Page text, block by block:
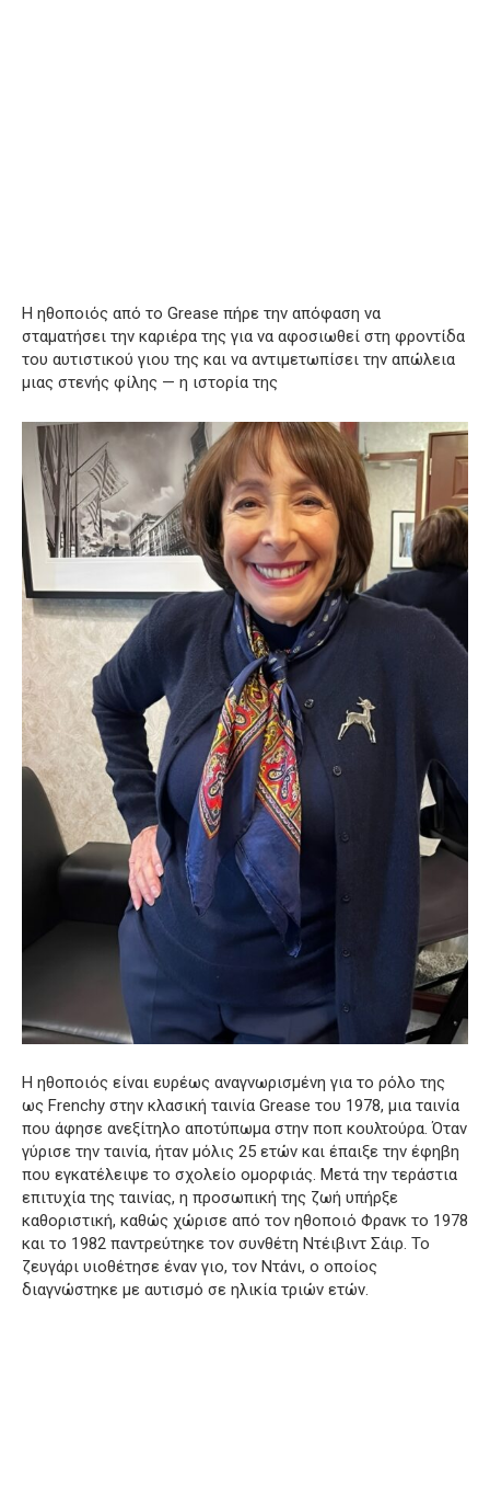
Η ηθοποιός από το Grease πήρε την απόφαση να
σταματήσει την καριέρα της για να αφοσιωθεί στη φροντίδα
του αυτιστικού γιου της και να αντιμετωπίσει την απώλεια
μιας στενής φίλης — η ιστορία της
Η ηθοποιός είναι ευρέως αναγνωρισμένη για το ρόλο της
ως Frenchy στην κλασική ταινία Grease του 1978, μια ταινία
που άφησε ανεξίτηλο αποτύπωμα στην ποπ κουλτούρα. Όταν
γύρισε την ταινία, ήταν μόλις 25 ετών και έπαιξε την έφηβη
που εγκατέλειψε το σχολείο ομορφιάς. Μετά την τεράστια
επιτυχία της ταινίας, η προσωπική της ζωή υπήρξε
καθοριστική, καθώς χώρισε από τον ηθοποιό Φρανκ το 1978
και το 1982 παντρεύτηκε τον συνθέτη Ντέιβιντ Σάιρ. Το
ζευγάρι υιοθέτησε έναν γιο, τον Ντάνι, ο οποίος
διαγνώστηκε με αυτισμό σε ηλικία τριών ετών.